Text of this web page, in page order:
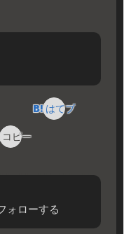
はてブ
コピー
ォローする